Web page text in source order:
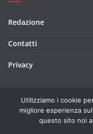
Redazione
Contatti
Privacy
Copyright © 2026
Utilizziamo i cookie
migliore esperienza
questo sito noi